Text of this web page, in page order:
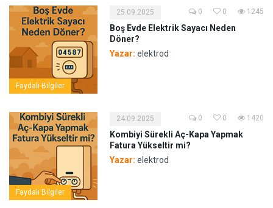
Faydalı Bilgiler
25.09.2025 0 0 1245
Boş Evde Elektrik Sayacı Neden
Döner?
Yazar: elektrod
Faydalı Bilgiler
24.09.2025 0 0 1420
Kombiyi Sürekli Aç-Kapa Yapmak
Fatura Yükseltir mi?
Yazar: elektrod